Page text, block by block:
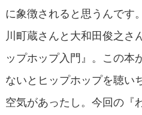
に象徴されると思うんです
川町蔵さんと大和田俊之さ
ップホップ入門』。この本
ないとヒップホップを聴い
空気があったし。今回の『